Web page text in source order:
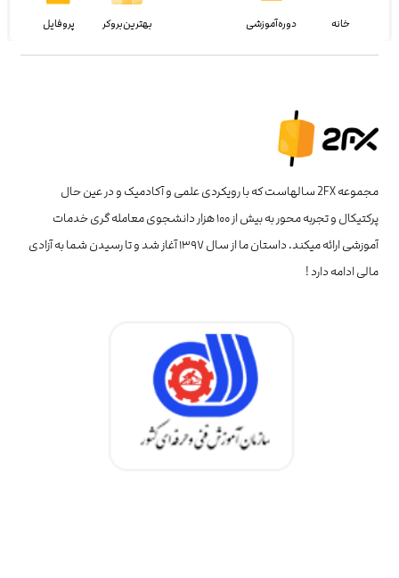
خانه دوره‌آموزشی بهترین‌بروکر پروفایل
مجموعه 2FX سالهاست که با رویکردی علمی و آکادمیک و در عین حال
پرکتیکال و تجربه محور به بیش از ۱۰۰ هزار دانشجوی معامله گری خدمات
آموزشی ارائه میکند. داستان ما از سال ۱۳۹۷ آغاز شد و تا رسیدن شما به آزادی
مالی ادامه دارد !